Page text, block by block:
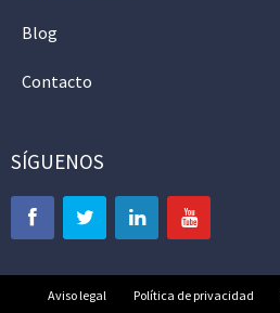
Blog
Contacto
SÍGUENOS
Aviso legal Política de privacidad